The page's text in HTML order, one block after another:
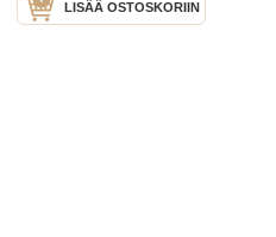
LISÄÄ OSTOSKORIIN